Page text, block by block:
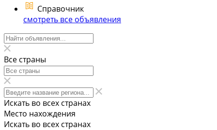
Справочник
смотреть все объявления
Все страны
Искать во всех странах
Место нахождения
Искать во всех странах